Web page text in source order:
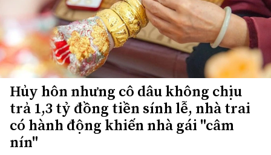
Hủy hôn nhưng cô dâu không chịu
trả 1,3 tỷ đồng tiền sính lễ, nhà trai
có hành động khiến nhà gái "câm
nín"